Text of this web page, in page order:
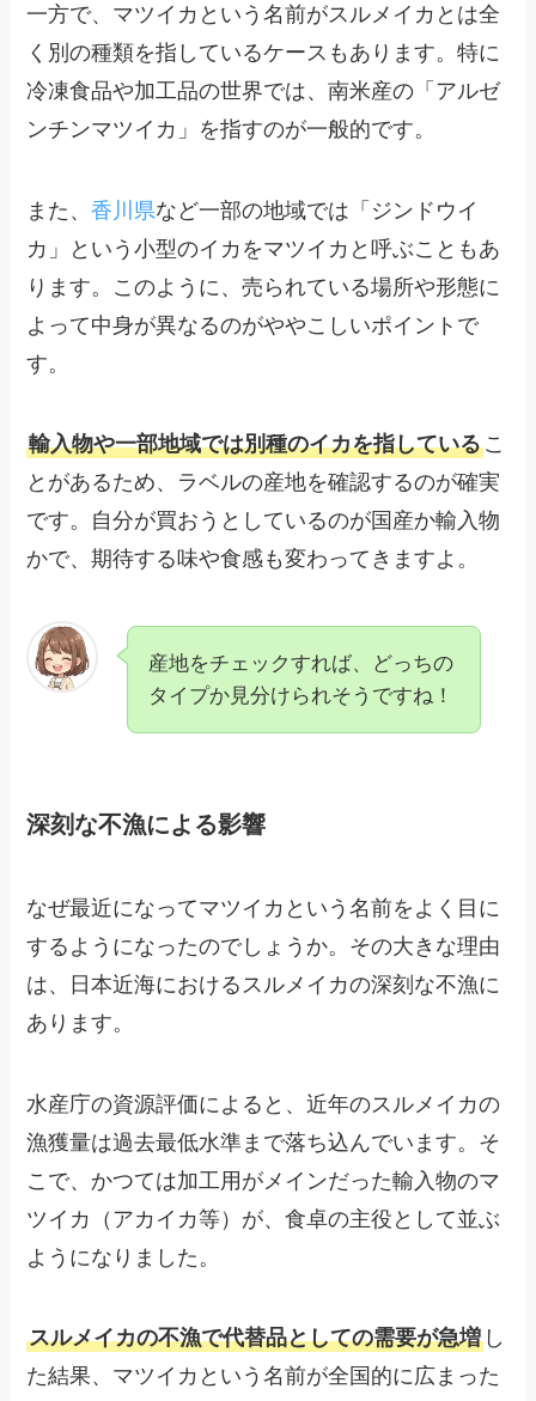
一方で、マツイカという名前がスルメイカとは全
く別の種類を指しているケースもあります。特に
冷凍食品や加工品の世界では、南米産の「アルゼ
ンチンマツイカ」を指すのが一般的です。
また、香川県など一部の地域では「ジンドウイ
カ」という小型のイカをマツイカと呼ぶこともあ
ります。このように、売られている場所や形態に
よって中身が異なるのがややこしいポイントで
す。
輸入物や一部地域では別種のイカを指しているこ
とがあるため、ラベルの産地を確認するのが確実
です。自分が買おうとしているのが国産か輸入物
かで、期待する味や食感も変わってきますよ。
産地をチェックすれば、どっちの
タイプか見分けられそうですね！
深刻な不漁による影響
なぜ最近になってマツイカという名前をよく目に
するようになったのでしょうか。その大きな理由
は、日本近海におけるスルメイカの深刻な不漁に
あります。
水産庁の資源評価によると、近年のスルメイカの
漁獲量は過去最低水準まで落ち込んでいます。そ
こで、かつては加工用がメインだった輸入物のマ
ツイカ（アカイカ等）が、食卓の主役として並ぶ
ようになりました。
スルメイカの不漁で代替品としての需要が急増 し
た結果、マツイカという名前が全国的に広まった